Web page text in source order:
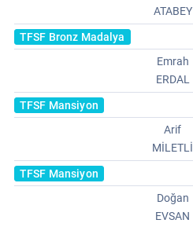
ATABEY
TFSF Bronz Madalya
Emrah
ERDAL
TFSF Mansiyon
Arif
MİLETLİ
TFSF Mansiyon
Doğan
EVSAN